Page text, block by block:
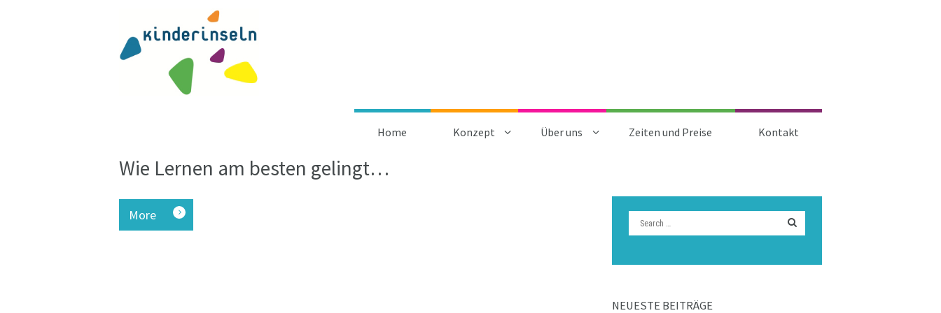
Home Konzept Über uns Zeiten und Preise Kontakt
Wie Lernen am besten gelingt…
More
NEUESTE BEITRÄGE